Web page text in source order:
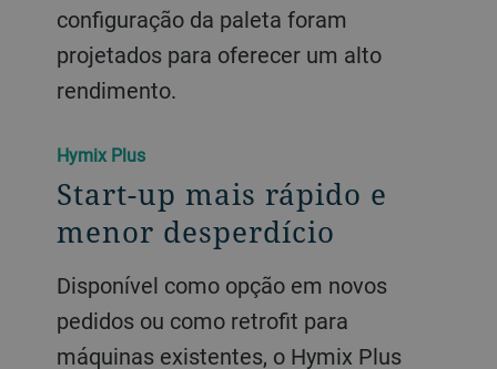
configuração da paleta foram
projetados para oferecer um alto
rendimento.
Hymix Plus
Start-up mais rápido e
menor desperdício
Disponível como opção em novos
pedidos ou como retrofit para
máquinas existentes, o Hymix Plus